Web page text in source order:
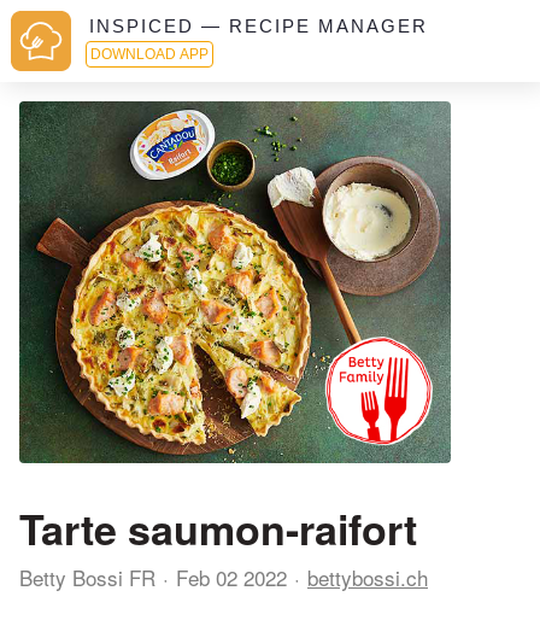
INSPICED — RECIPE MANAGER
DOWNLOAD APP
Tarte saumon-raifort
Betty Bossi FR Feb 02 2022 bettybossi.ch